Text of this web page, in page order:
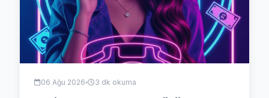
06 Ağu 2026 3 dk okuma